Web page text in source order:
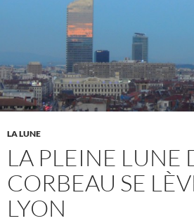
LA LUNE
LA PLEINE LUNE
CORBEAU SE
LYON